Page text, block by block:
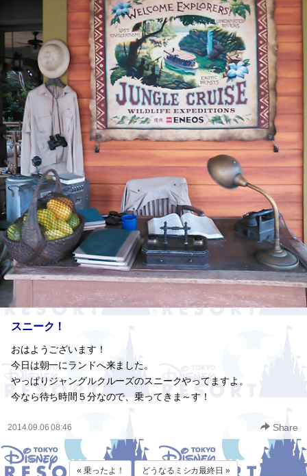
スニーク！
おはようございます！
今日は朝一にランドへ来ました。
やっぱりジャングルクルーズのスニークやってますよ。
今なら待ち時間５分なので、乗ってきま～す！
2014.09.06 08:46 Share
« 乗ったよ！ どうなるミシカ最終日 »